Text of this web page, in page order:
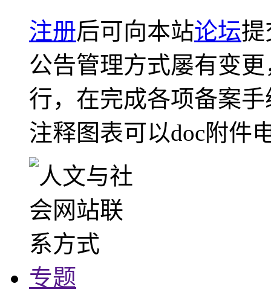
注册后可向本站论坛提
公告管理方式屡有变
行，在完成各项备案
注释图表可以doc附件
专题